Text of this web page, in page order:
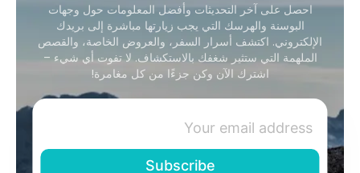
احصل على آخر التحديثات وأفضل المعلومات حول وجهات
البوسنة والهرسك التي يجب زيارتها مباشرة إلى بريدك
الإلكتروني. اكتشف أسرار السفر، والعروض الخاصة، والقصص
الملهمة التي ستثير شغفك بالاستكشاف. لا تفوت أي شيء –
اشترك الآن وكن جزءًا من كل مغامرة!